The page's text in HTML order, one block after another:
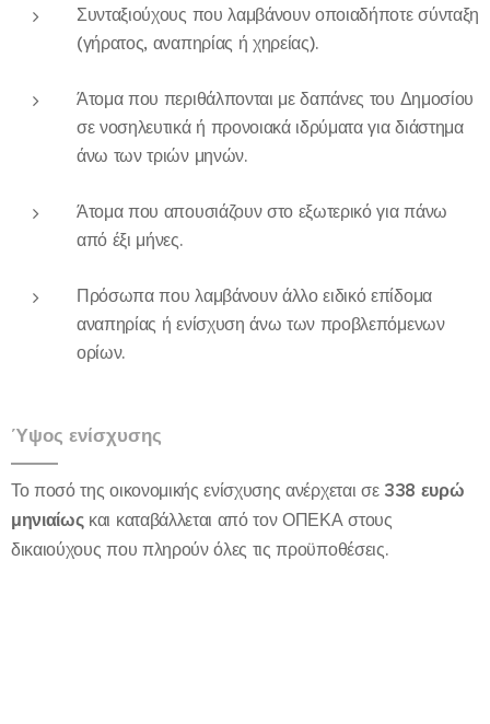
Συνταξιούχους που λαμβάνουν οποιαδήποτε σύνταξη
(γήρατος, αναπηρίας ή χηρείας).
Άτομα που περιθάλπονται με δαπάνες του Δημοσίου
σε νοσηλευτικά ή προνοιακά ιδρύματα για διάστημα
άνω των τριών μηνών.
Άτομα που απουσιάζουν στο εξωτερικό για πάνω
από έξι μήνες.
Πρόσωπα που λαμβάνουν άλλο ειδικό επίδομα
αναπηρίας ή ενίσχυση άνω των προβλεπόμενων
ορίων.
Ύψος ενίσχυσης
Το ποσό της οικονομικής ενίσχυσης ανέρχεται σε 338 ευρώ
μηνιαίωςκαι καταβάλλεται από τον ΟΠΕΚΑ στους
δικαιούχους που πληρούν όλες τις προϋποθέσεις.